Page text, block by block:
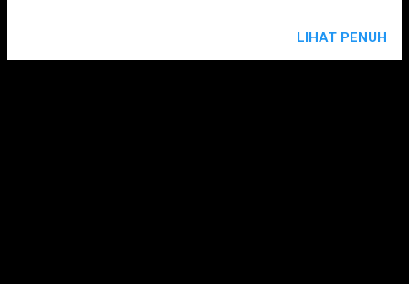
LIHAT PENUH